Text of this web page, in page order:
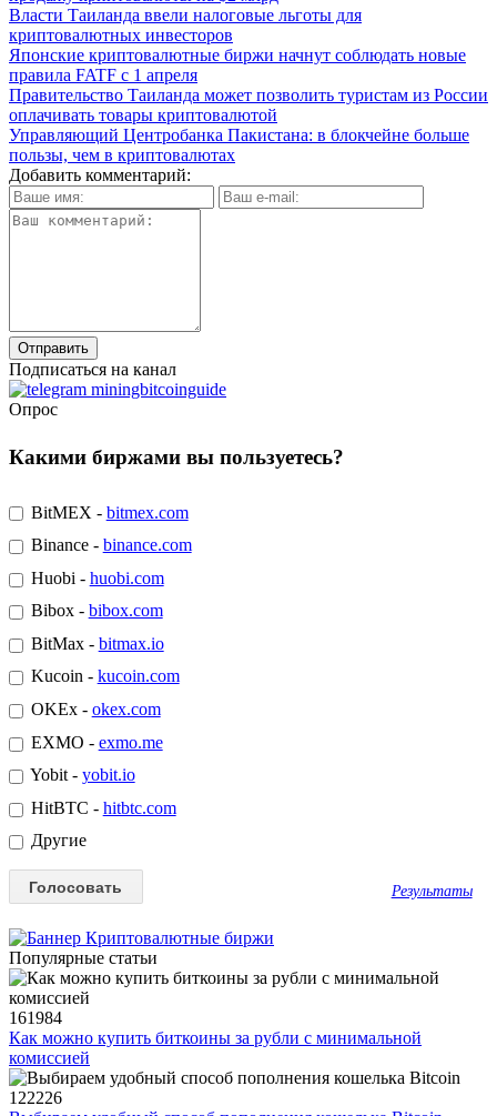
Власти Таиланда ввели налоговые льготы для
криптовалютных инвесторов
Японские криптовалютные биржи начнут соблюдать новые
правила FATF с 1 апреля
Правительство Таиланда может позволить туристам из России
оплачивать товары криптовалютой
Управляющий Центробанка Пакистана: в блокчейне больше
пользы, чем в криптовалютах
Добавить комментарий:
Подписаться на канал
Опрос
Какими биржами вы пользуетесь?
BitMEX - bitmex.com
Binance - binance.com
Huobi - huobi.com
Bibox - bibox.com
BitMax - bitmax.io
Kucoin - kucoin.com
OKEx - okex.com
EXMO - exmo.me
Yobit - yobit.io
HitBTC - hitbtc.com
Другие
Результаты
Популярные статьи
161984
Как можно купить биткоины за рубли с минимальной
комиссией
122226